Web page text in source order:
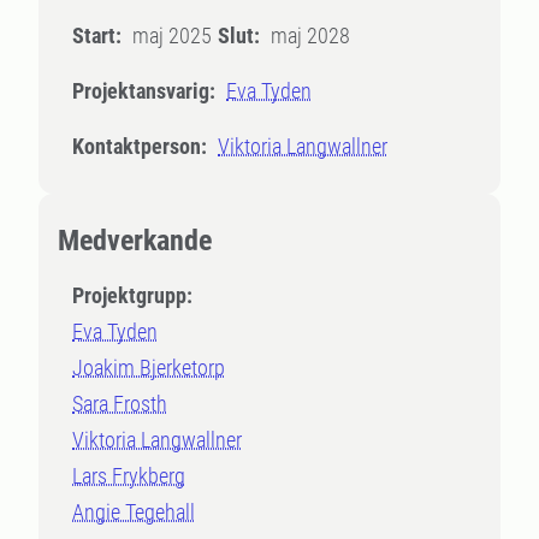
Start: maj 2025 Slut: maj 2028
Projektansvarig: Eva Tyden
Kontaktperson: Viktoria Langwallner
Medverkande
Projektgrupp:
Eva Tyden
Joakim Bjerketorp
Sara Frosth
Viktoria Langwallner
Lars Frykberg
Angie Tegehall